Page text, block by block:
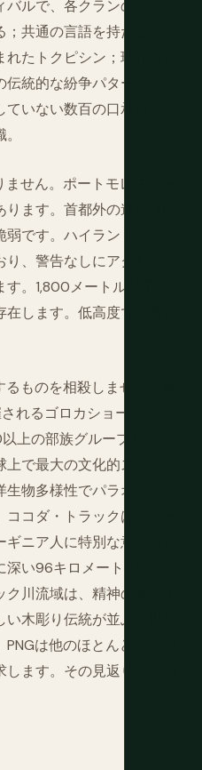
ルで、各クランの衣装、
共通の言語を持たないグ
たトクピシン；現在も修
統的な紛争パターン；そ
いない数百の口承伝統に
せん。ポートモレスビー
ます。首都外の道路は限
です。ハイランドの一部
、警告なしにアクセスに
。1,800メートル以下のほ
します。低高度での暑さ
ものを相殺しません。毎
れるゴロカショーは、シ
上の部族グループが完全
で最大の文化的スペクタ
物多様性でパラオと競う
コダ・トラックは、オー
ニア人に特別な意味を持
い96キロメートルのジャ
川流域は、精神の家と国
木彫り伝統が並ぶ、世界
は他のほとんどの目的
ます。その見返りは比例